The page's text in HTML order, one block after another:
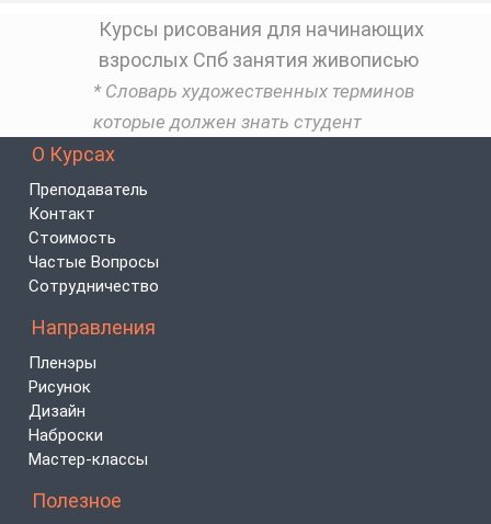
Курсы рисования для начинающих
взрослых Спб занятия живописью
* Словарь художественных терминов
которые должен знать студент
О Курсах
Преподаватель
Контакт
Стоимость
Частые Вопросы
Сотрудничество
Направления
Пленэры
Рисунок
Дизайн
Наброски
Мастер-классы
Полезное